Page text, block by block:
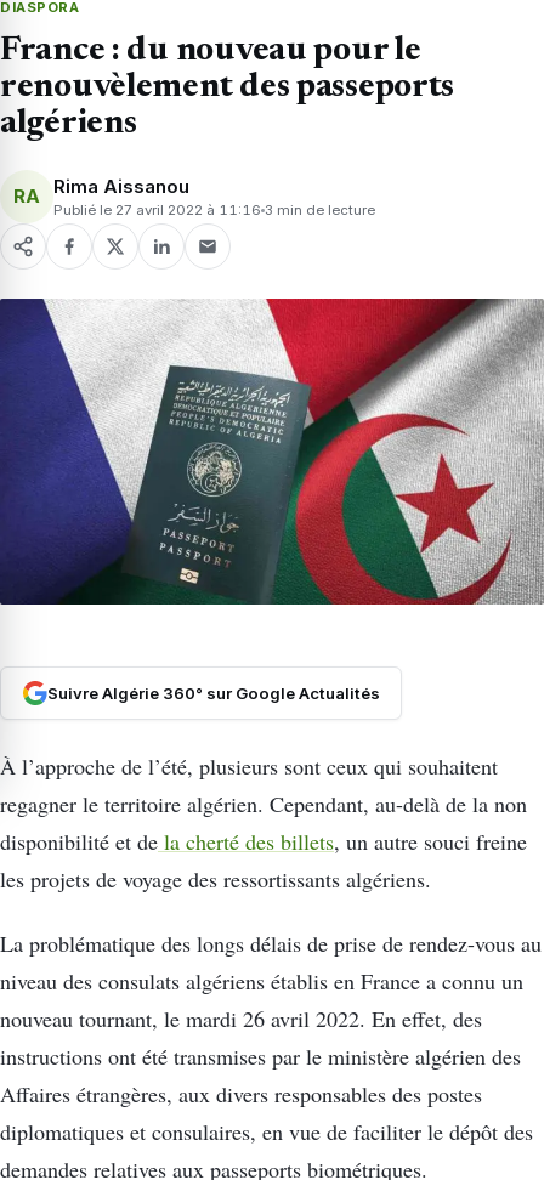
DIASPORA
France : du nouveau pour le
renouvèlement des passeports
algériens
RA Rima Aissanou
Publié le 27 avril 2022 à 11:16 3 min de lecture
Suivre Algérie 360° sur Google Actualités
À l’approche de l’été, plusieurs sont ceux qui souhaitent
regagner le territoire algérien. Cependant, au-delà de la non
disponibilité et de la cherté des billets, un autre souci freine
les projets de voyage des ressortissants algériens.
La problématique des longs délais de prise de rendez-vous au
niveau des consulats algériens établis en France a connu un
nouveau tournant, le mardi 26 avril 2022. En effet, des
instructions ont été transmises par le ministère algérien des
Affaires étrangères, aux divers responsables des postes
diplomatiques et consulaires, en vue de faciliter le dépôt des
demandes relatives aux passeports biométriques.